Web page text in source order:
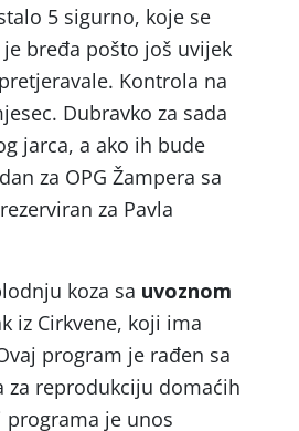
5 sigurno, koje se
bređa pošto još uvijek
Kontrola na
Dubravko za sada
jarca, a ako ih bude
za OPG Žampera sa
za Pavla
koza sa uvoznom
iz Cirkvene, koji ima
program je rađen sa
za reprodukciju domaćih
programa je unos